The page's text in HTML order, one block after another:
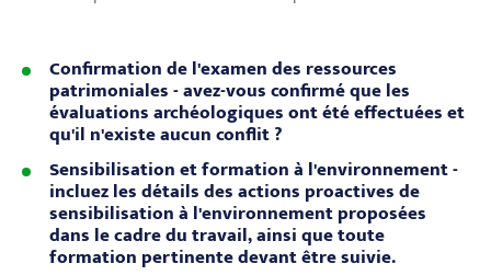
Confirmation de l'examen des ressources
patrimoniales - avez-vous confirmé que les
évaluations archéologiques ont été effectuées et
qu'il n'existe aucun conflit ?
Sensibilisation et formation à l'environnement -
incluez les détails des actions proactives de
sensibilisation à l'environnement proposées
dans le cadre du travail, ainsi que toute
formation pertinente devant être suivie.